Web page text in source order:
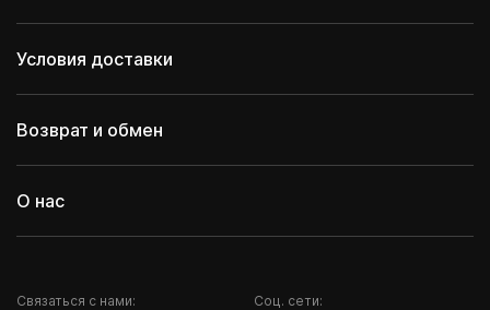
Условия доставки
Возврат и обмен
О нас
Cвязаться с нами: Соц. сети: